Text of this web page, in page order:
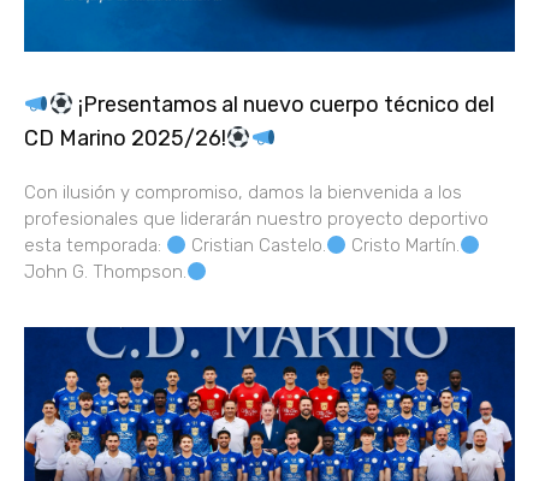
¡Presentamos al nuevo cuerpo técnico del
CD Marino 2025/26!
Con ilusión y compromiso, damos la bienvenida a los
profesionales que liderarán nuestro proyecto deportivo
esta temporada:
Cristian Castelo.
Cristo Martín.
John G. Thompson.